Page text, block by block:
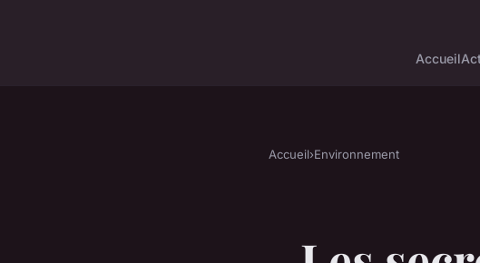
Accueil
Accueil›Environnement